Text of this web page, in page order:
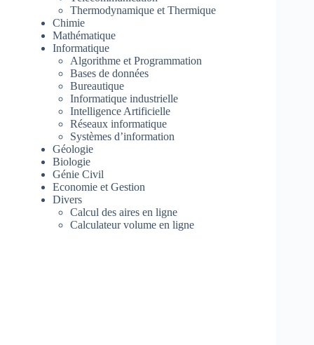
Thermodynamique et Thermique
Chimie
Mathématique
Informatique
Algorithme et Programmation
Bases de données
Bureautique
Informatique industrielle
Intelligence Artificielle
Réseaux informatique
Systèmes d’information
Géologie
Biologie
Génie Civil
Economie et Gestion
Divers
Calcul des aires en ligne
Calculateur volume en ligne